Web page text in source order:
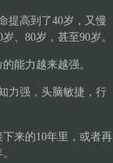
提高到了40岁，又慢
、80岁，甚至90岁。
能力越来越强。
力强，头脑敏捷，行
来的10年里，或者再